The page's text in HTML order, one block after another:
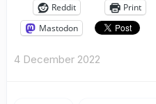
Reddit Print
Mastodon
4 December 2022